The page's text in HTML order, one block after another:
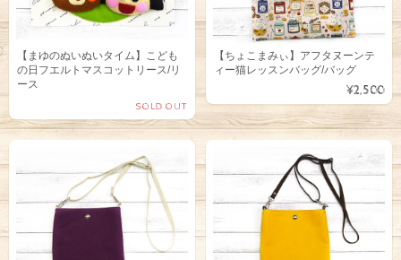
【まゆのぬいぬいタイム】こども
の日フエルトマスコットリース/リ
ース
SOLD OUT
【ちょこまみぃ】アフタヌーンテ
ィー猫レッスンバッグ/バッグ
¥2,500